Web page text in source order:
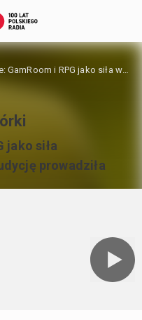
BookGame: GamRoom i RPG jako siła współczesnej popkultury. Audycję prowadziła Alicja Michalska
jako siła
prowadziła